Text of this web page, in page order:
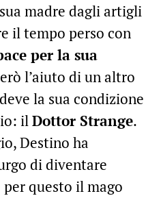
madre dagli artigli
il tempo perso con
per la sua
l’aiuto di un altro
la sua condizione
ilDottor Strange.
Destino ha
di diventare
per questo il mago